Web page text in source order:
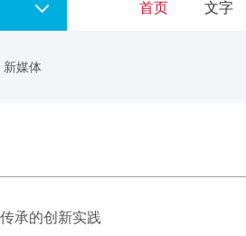
首页 文字
新媒体
承的创新实践